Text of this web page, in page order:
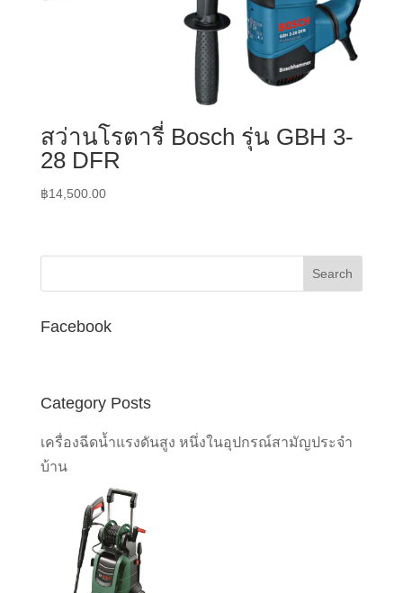
สว่านโรตารี่ Bosch รุ่น GBH 3-
28 DFR
฿14,500.00
Facebook
Category Posts
เครื่องฉีดน้ำแรงดันสูง หนึ่งในอุปกรณ์สามัญประจำ
บ้าน